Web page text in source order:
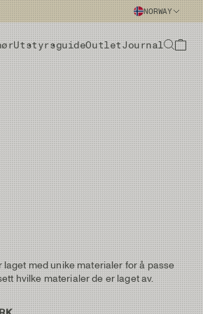
NORWAY
UtstyrsguideOutletJournal
laget med unike materialer for å passe
hvilke materialer de er laget av.